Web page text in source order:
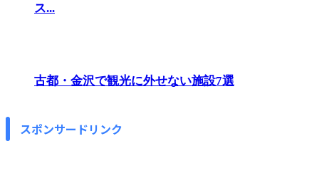
ス...
古都・金沢で観光に外せない施設7選
スポンサードリンク